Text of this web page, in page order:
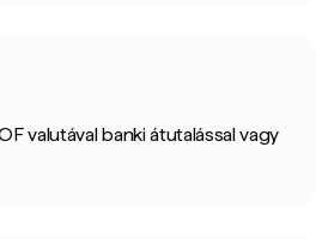
valutával banki átutalással vagy